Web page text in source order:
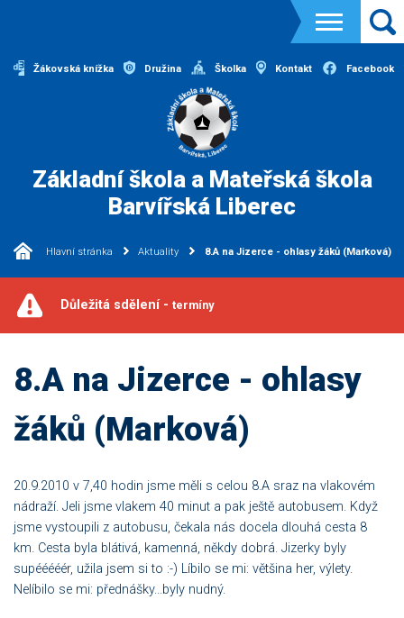
Žákovská knížka Družina Školka Kontakt Facebook
Základní škola a Mateřská škola
Barvířská Liberec
Hlavní stránka Aktuality 8.A na Jizerce - ohlasy žáků (Marková)
Důležitá sdělení - termíny
8.A na Jizerce - ohlasy
žáků (Marková)
20.9.2010 v 7,40 hodin jsme měli s celou 8.A sraz na vlakovém
nádraží. Jeli jsme vlakem 40 minut a pak ještě autobusem. Když
jsme vystoupili z autobusu, čekala nás docela dlouhá cesta 8
km. Cesta byla blátivá, kamenná, někdy dobrá. Jizerky byly
supééééér, užila jsem si to :-) Líbilo se mi: většina her, výlety.
Nelíbilo se mi: přednášky...byly nudný.